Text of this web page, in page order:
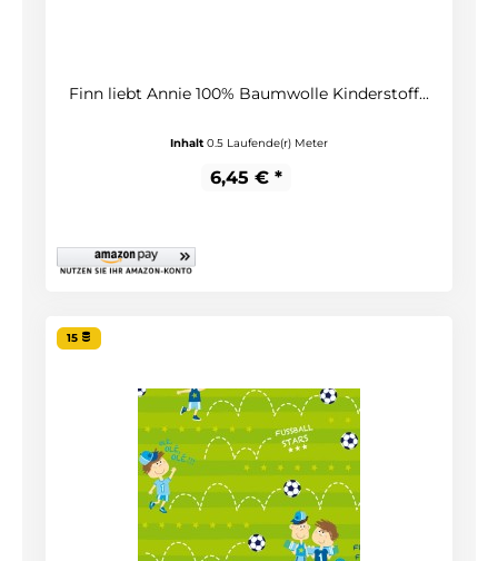
Finn liebt Annie 100% Baumwolle Kinderstoff...
Inhalt 0.5 Laufende(r) Meter
6,45 € *
15